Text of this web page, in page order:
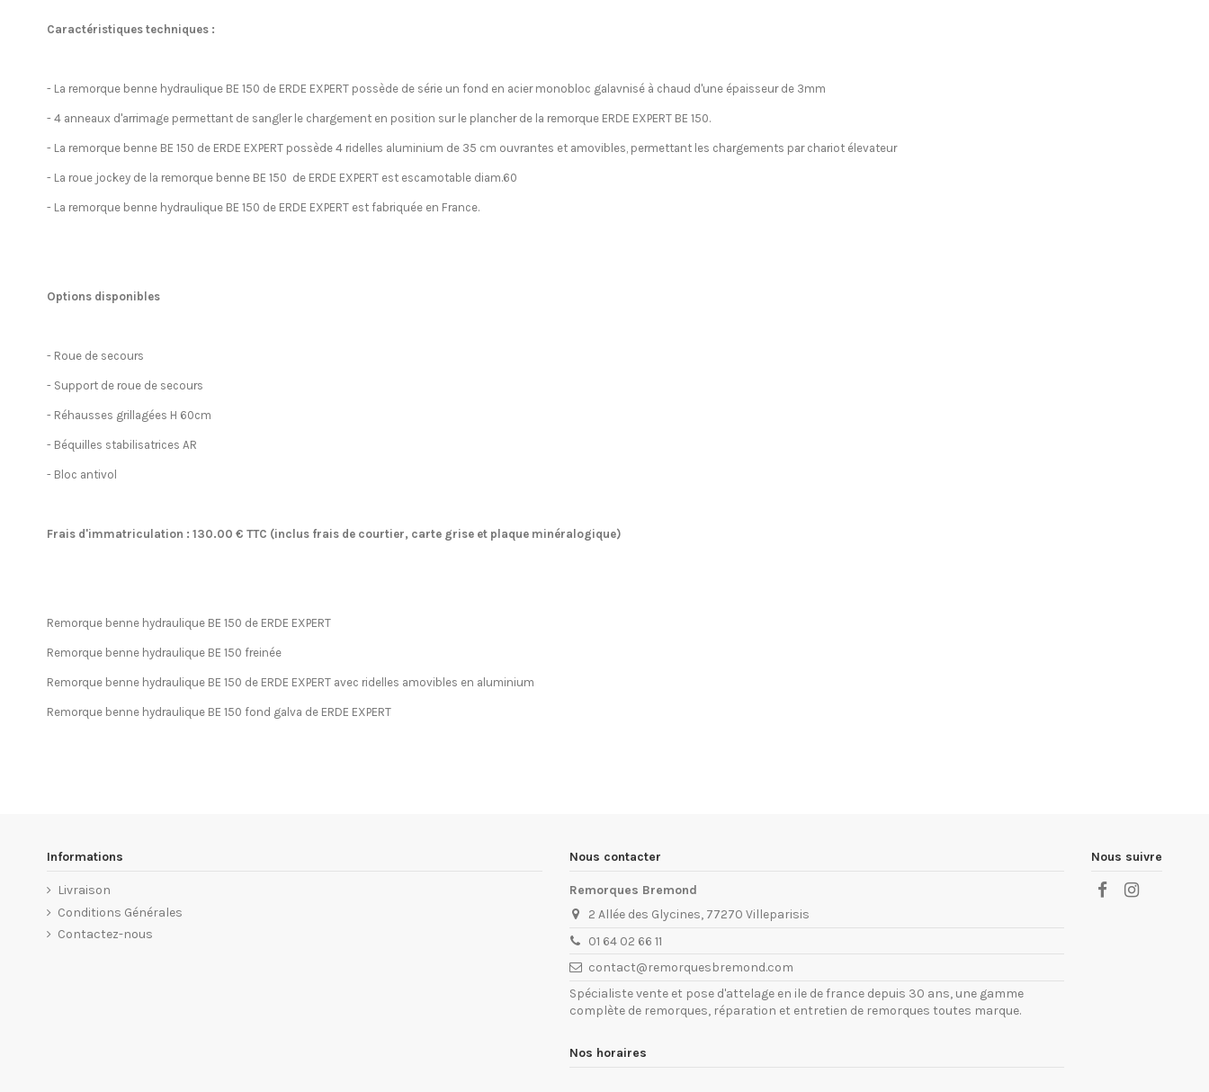
Caractéristiques techniques :
- La remorque benne hydraulique BE 150 de ERDE EXPERT possède de série un fond en acier monobloc galavnisé à chaud d'une épaisseur de 3mm
- 4 anneaux d'arrimage permettant de sangler le chargement en position sur le plancher de la remorque ERDE EXPERT BE 150.
- La remorque benne BE 150 de ERDE EXPERT possède 4 ridelles aluminium de 35 cm ouvrantes et amovibles, permettant les chargements par chariot élevateur
- La roue jockey de la remorque benne BE 150 de ERDE EXPERT est escamotable diam.60
- La remorque benne hydraulique BE 150 de ERDE EXPERT est fabriquée en France.
Options disponibles
- Roue de secours
- Support de roue de secours
- Réhausses grillagées H 60cm
- Béquilles stabilisatrices AR
- Bloc antivol
Frais d'immatriculation : 130.00 € TTC (inclus frais de courtier, carte grise et plaque minéralogique)
Remorque benne hydraulique BE 150 de ERDE EXPERT
Remorque benne hydraulique BE 150 freinée
Remorque benne hydraulique BE 150 de ERDE EXPERT avec ridelles amovibles en aluminium
Remorque benne hydraulique BE 150 fond galva de ERDE EXPERT
Informations
Livraison
Conditions Générales
Contactez-nous
Nous contacter
Remorques Bremond
2 Allée des Glycines, 77270 Villeparisis
01 64 02 66 11
contact@remorquesbremond.com
Spécialiste vente et pose d'attelage en ile de france depuis 30 ans, une gamme
complète de remorques, réparation et entretien de remorques toutes marque.
Nos horaires
Nous suivre